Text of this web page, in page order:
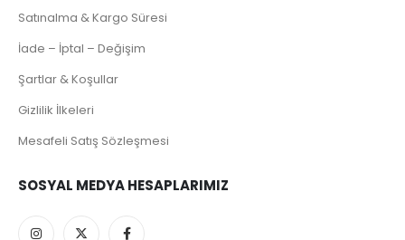
Satınalma & Kargo Süresi
İade – İptal – Değişim
Şartlar & Koşullar
Gizlilik İlkeleri
Mesafeli Satış Sözleşmesi
SOSYAL MEDYA HESAPLARIMIZ